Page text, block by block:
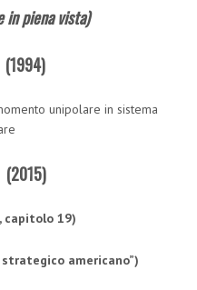
in piena vista)
unipolare in sistema
(2015)
capitolo 19)
strategico americano”)